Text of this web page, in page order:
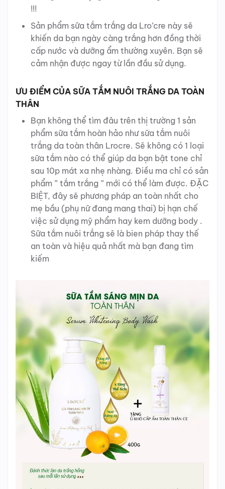
!!!
Sản phẩm sữa tắm trắng da Lro’cre này sẽ
khiến da bạn ngày càng trắng hơn đồng thời
cấp nước và dưỡng ẩm thường xuyên. Bạn sẽ
cảm nhận được ngay từ lần đầu sử dụng.
ƯU ĐIỂM CỦA SỮA TẮM NUÔI TRẮNG DA TOÀN
THÂN
Bạn không thể tìm đâu trên thị trường 1 sản
phẩm sữa tắm hoàn hảo như sữa tắm nuôi
trắng da toàn thân Lrocre. Sẽ không có 1 loại
sữa tắm nào có thể giúp da bạn bật tone chỉ
sau 10p mát xa nhẹ nhàng. Điều ma chỉ có sản
phẩm ” tắm trắng ” mới có thể làm được. ĐẶC
BIỆT, đây sẽ phương pháp an toàn nhất cho
mẹ bầu (phụ nữ đang mang thai) bị hạn chế
việc sử dụng mỹ phẩm hay kem dưỡng body .
Sữa tắm nuôi trắng sẽ là bien pháp thay thế
an toàn và hiệu quả nhất mà bạn đang tìm
kiếm